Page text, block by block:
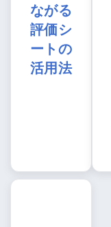
ながる
評価シ
ートの
活用法